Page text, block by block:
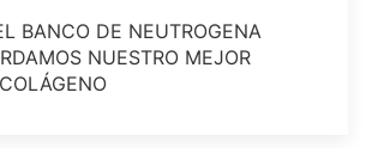
BANCO DE NEUTROGENA
NUESTRO MEJOR